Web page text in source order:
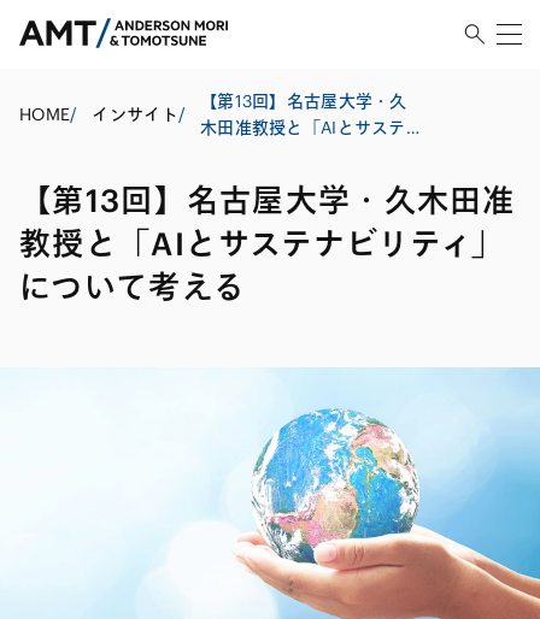
HOME/ インサイト/
【第13回】名古屋大学・久
木田准教授と「AIとサステ
る
【第13回】名古屋大学・久木田准
教授と「AIとサステナビリティ」
について考える